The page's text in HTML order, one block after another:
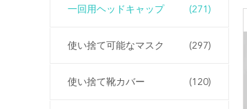
一回用ヘッドキャップ (271)
使い捨て可能なマスク (297)
使い捨て靴カバー (120)